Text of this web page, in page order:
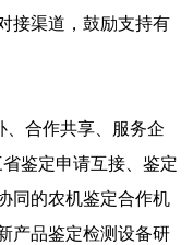
接渠道，鼓励支持有
、合作共享、服务企
鉴定申请互接、鉴定
同的农机鉴定合作机
产品鉴定检测设备研